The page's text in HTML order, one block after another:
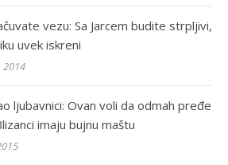
vezu: Sa Jarcem budite strpljivi,
uvek iskreni
2014
ljubavnici: Ovan voli da odmah pređe
imaju bujnu maštu